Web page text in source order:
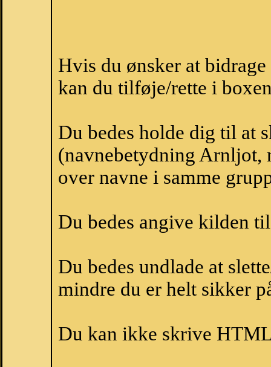
Hvis du ønsker at
kan du tilføje/rette i
Du bedes holde dig til at
(navnebetydning Arnljot,
over navne i samme
Du bedes angive kilden
Du bedes undlade at
mindre du er helt sikker
Du kan ikke skrive